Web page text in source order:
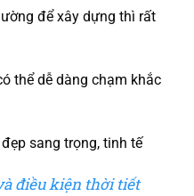
để xây dựng thì rất
thể dễ dàng chạm khắc
sang trọng, tinh tế
điều kiện thời tiết